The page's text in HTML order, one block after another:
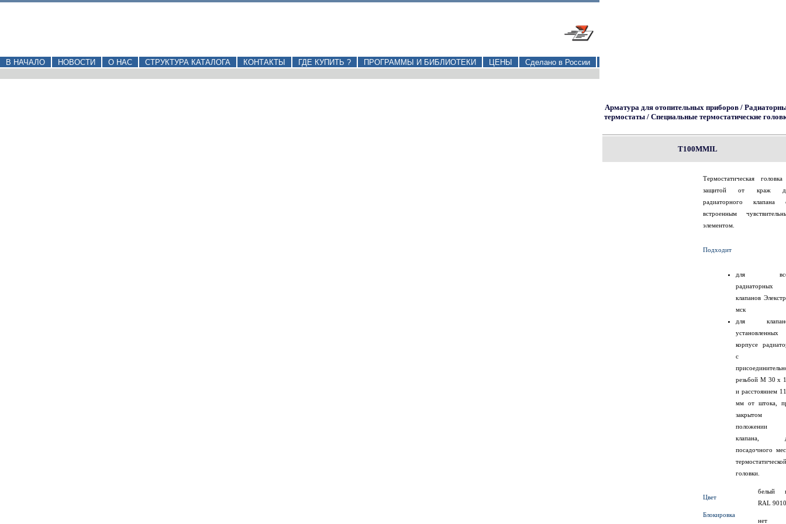
В НАЧАЛО НОВОСТИ О НАС СТРУКТУРА КАТАЛОГА КОНТАКТЫ ГДЕ КУПИТЬ ? ПРОГРАММЫ И БИБЛИОТЕКИ ЦЕНЫ Сделано в России
Арматура для отопительных приборов /
термостаты / Специальные термостатические
T100MMIL
Термостатическая
защитой от краж
радиаторного клапана
встроенным
элементом.
Подходит
для
радиаторных
клапанов
мск
для
корпусе
с
резьбой M 30 x
и расстоянием
мм от штока,
закрытом
положении
клапана,
посадочного
термостатической
головки.
Цвет
белый
RAL 9010
Блокировка
нет